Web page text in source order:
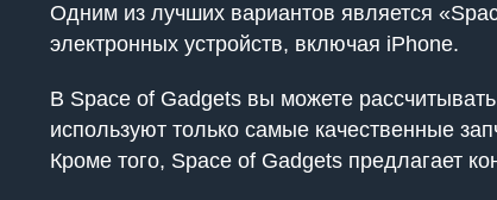
Одним из лучших вариантов является
электронных устройств, включая iPhone.
В Space of Gadgets вы можете
используют только самые качественные
Кроме того, Space of Gadgets предлагает